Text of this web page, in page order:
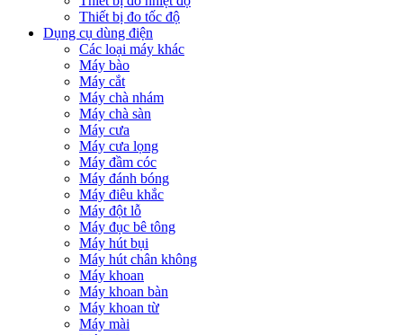
Thiết bị đo tốc độ
Dụng cụ dùng điện
Các loại máy khác
Máy bào
Máy cắt
Máy chà nhám
Máy chà sàn
Máy cưa
Máy cưa lọng
Máy đầm cóc
Máy đánh bóng
Máy điêu khắc
Máy đột lỗ
Máy đục bê tông
Máy hút bụi
Máy hút chân không
Máy khoan
Máy khoan bàn
Máy khoan từ
Máy mài